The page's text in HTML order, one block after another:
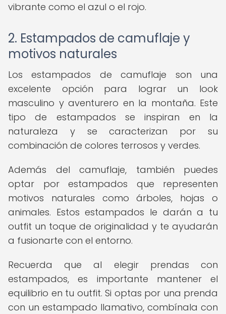
vibrante como el azul o el rojo.
2. Estampados de camuflaje y
motivos naturales
Los estampados de camuflaje son una
excelente opción para lograr un look
masculino y aventurero en la montaña. Este
tipo de estampados se inspiran en la
naturaleza y se caracterizan por su
combinación de colores terrosos y verdes.
Además del camuflaje, también puedes
optar por estampados que representen
motivos naturales como árboles, hojas o
animales. Estos estampados le darán a tu
outfit un toque de originalidad y te ayudarán
a fusionarte con el entorno.
Recuerda que al elegir prendas con
estampados, es importante mantener el
equilibrio en tu outfit. Si optas por una prenda
con un estampado llamativo, combínala con